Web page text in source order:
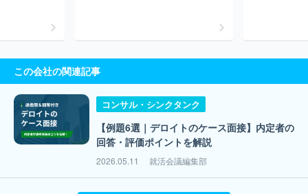
この会社の関連記事
コンサル・シンクタンク
【例題6選｜デロイトのケース面接】内定者の
回答・評価ポイントを解説
2026.05.11 就活会議編集部